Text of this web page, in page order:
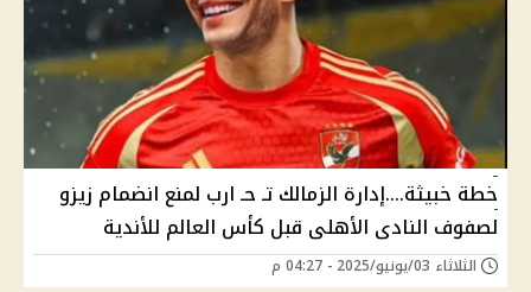
خطة خبيثة....إدارة الزمالك تـ حـ ارب لمنع انضمام زيزو
لصفوف النادى الأهلى قبل كأس العالم للأندية
الثلاثاء 03/يونيو/2025 - 04:27 م